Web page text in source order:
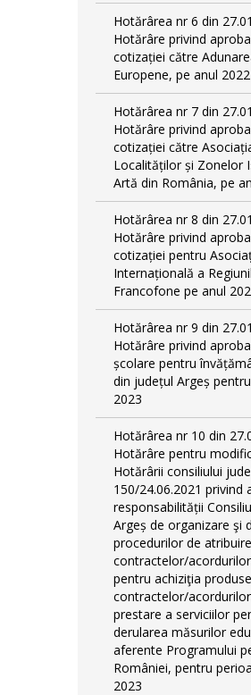
Hotărârea nr 6 din
Hotărâre privind
cotizației către
Europene, pe anul 2022
Hotărârea nr 7 din
Hotărâre privind
cotizației către
Localităților și Zonelor
Artă din România, pe
Hotărârea nr 8 din
Hotărâre privind
cotizației pentru
Internațională a
Francofone pe anul
Hotărârea nr 9 din
Hotărâre privind
școlare pentru
din județul Argeș
2023
Hotărârea nr 10 din
Hotărâre pentru
Hotărârii consiliului
150/24.06.2021 privind
responsabilității
Argeș de organizare şi
procedurilor de
contractelor/
pentru achiziţia
contractelor/
prestare a serviciilor
derularea măsurilor
aferente Programului
României, pentru
2023